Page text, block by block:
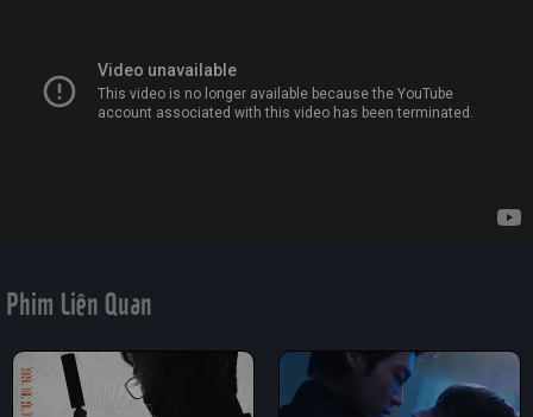
Phim Liên Quan